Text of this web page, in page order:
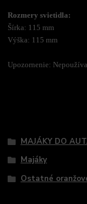
Rozmery svietidla:
Šírka: 115 mm
Výška: 115 mm
Upozornenie:
MAJÁKY DO
Majáky
Ostatné